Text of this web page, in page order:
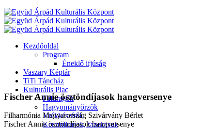
Kezdőoldal
Program
Éneklő ifjúság
Vaszary Képtár
TiTi Táncház
Kulturális Piac
Fafaragók
Hagyományőrzők
Játékkészítők
Keramikusok, fazekasok
Fischer Annie ösztöndíjasok hangversenye
Filharmónia Magyarország Szivárvány Bérlet
Fischer Annie ösztöndíjasok hangversenye